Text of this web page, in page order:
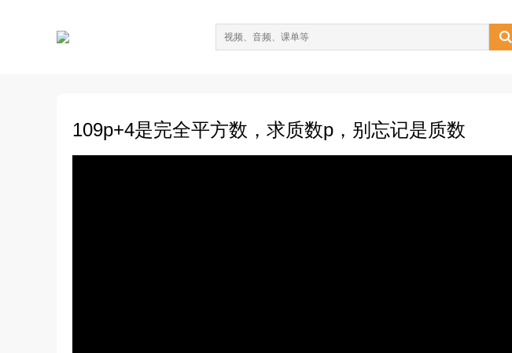

109p+4是完全平方数，求质数p，别忘记是质数